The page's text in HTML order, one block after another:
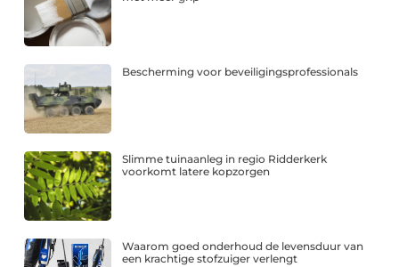
Bescherming voor beveiligingsprofessionals
Slimme tuinaanleg in regio Ridderkerk
voorkomt latere kopzorgen
Waarom goed onderhoud de levensduur van
een krachtige stofzuiger verlengt